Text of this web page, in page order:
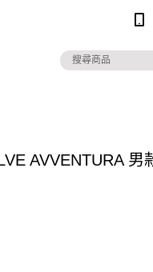
AVVENTURA 男